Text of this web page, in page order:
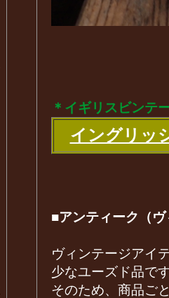
＊イギリスビンテ
イングリッ
■アンティーク（
ヴィンテージアイ
少なユーズド品で
そのため、商品ご